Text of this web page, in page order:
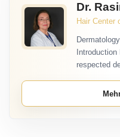
Dr.
Hair Center
respected